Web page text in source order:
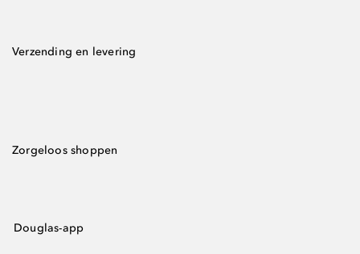
Verzending en levering
Zorgeloos shoppen
Douglas-app